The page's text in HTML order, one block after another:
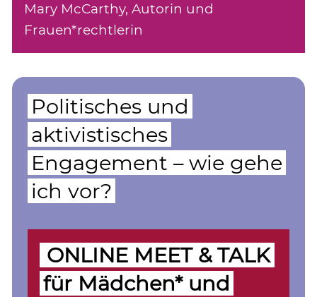
Mary McCarthy, Autorin und
Frauen*rechtlerin
Politisches und
aktivistisches
Engagement – wie gehe
ich vor?
ONLINE MEET & TALK
für Mädchen* und